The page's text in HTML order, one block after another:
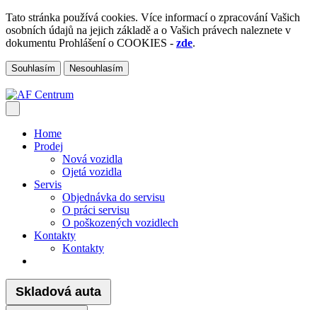
Tato stránka používá cookies. Více informací o zpracování Vašich
osobních údajů na jejich základě a o Vašich právech naleznete v
dokumentu Prohlášení o COOKIES - zde.
Souhlasím Nesouhlasím
Home
Prodej
Nová vozidla
Ojetá vozidla
Servis
Objednávka do servisu
O práci servisu
O poškozených vozidlech
Kontakty
Kontakty
Skladová auta